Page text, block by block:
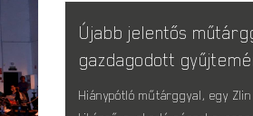
Újabb jelentős
gazdagodott
Hiánypótló műtárggyal, egy